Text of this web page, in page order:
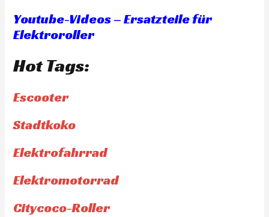
Youtube-Videos – Ersatzteile für
Elektroroller
Hot Tags:
Escooter
Stadtkoko
Elektrofahrrad
Elektromotorrad
Citycoco-Roller